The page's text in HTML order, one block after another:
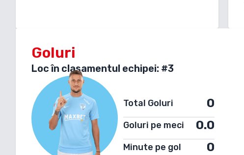
Goluri
Loc în clasamentul echipei: #3
Total Goluri 0
Goluri pe meci 0.0
Minute pe gol 0